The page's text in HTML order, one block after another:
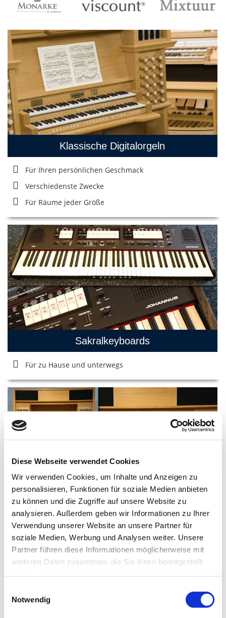
Diese Webseite verwendet Cookies
Wir verwenden Cookies, um Inhalte und Anzeigen zu
personalisieren, Funktionen für soziale Medien anbieten
zu können und die Zugriffe auf unsere Website zu
analysieren. Außerdem geben wir Informationen zu Ihrer
Verwendung unserer Website an unsere Partner für
soziale Medien, Werbung und Analysen weiter. Unsere
Partner führen diese Informationen möglicherweise mit
weiteren Daten zusammen, die Sie ihnen bereitgestellt
Cookies, wenn Sie unsere Webseite weiterhin nutzen.
Notwendig
Klassische Digitalorgeln
Für Ihren persönlichen Geschmack
Verschiedenste Zwecke
Für Räume jeder Größe
Sakralkeyboards
Für zu Hause und unterwegs
Angebote
Immer wieder neu